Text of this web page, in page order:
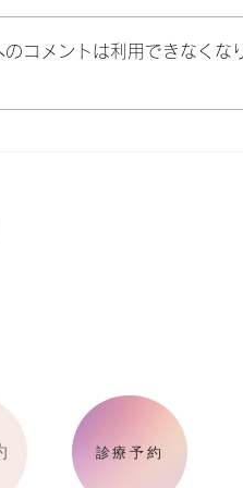
市の産婦人科 サ
ク
のコメントは利用できなくな
診療予約